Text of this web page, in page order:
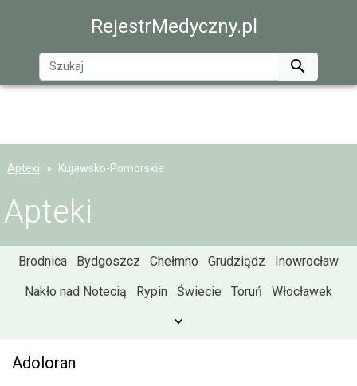
RejestrMedyczny.pl

Apteki Kujawsko-Pomorskie
Apteki
Brodnica Bydgoszcz Chełmno Grudziądz
Inowrocław
Nakło nad Notecią
Rypin Świecie Toruń Włocławek
Adoloran